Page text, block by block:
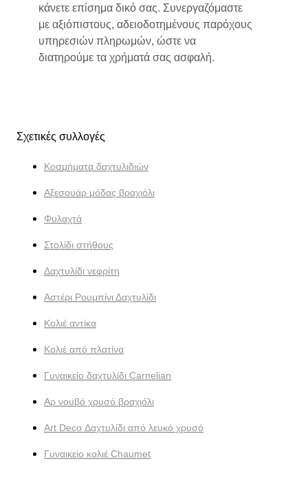
κάνετε επίσημα δικό σας. Συνεργαζόμαστε
με αξιόπιστους, αδειοδοτημένους παρόχους
υπηρεσιών πληρωμών, ώστε να
διατηρούμε τα χρήματά σας ασφαλή.
Σχετικές συλλογές
Κοσμήματα δαχτυλιδιών
Αξεσουάρ μόδας βραχιόλι
Φυλαχτά
Στολίδι στήθους
Δαχτυλίδι νεφρίτη
Αστέρι Ρουμπίνι Δαχτυλίδι
Κολιέ αντίκα
Κολιέ από πλατίνα
Γυναικείο δαχτυλίδι Carnelian
Αρ νουβό χρυσό βραχιόλι
Art Deco Δαχτυλίδι από λευκό χρυσό
Γυναικείο κολιέ Chaumet